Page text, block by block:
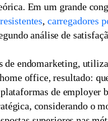
Em um grande
, carregadores
análise de
de endomarketing,
office, resultado:
de employer
considerando o